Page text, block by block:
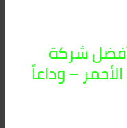
أفضل شركة
– وداعاً